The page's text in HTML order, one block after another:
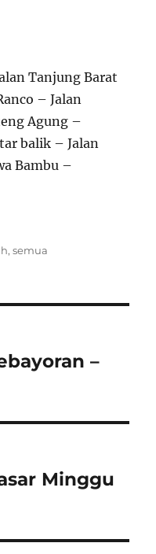
Tanjung Barat
– Jalan
Agung –
balik – Jalan
Bambu –
,semua
–
Minggu